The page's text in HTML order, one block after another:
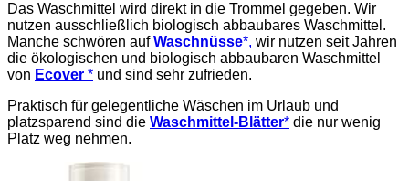
Das Waschmittel wird direkt in die Trommel gegeben. Wir
nutzen ausschließlich biologisch abbaubares Waschmittel.
Manche schwören aufWaschnüsse*, wir nutzen seit Jahren
die ökologischen und biologisch abbaubaren Waschmittel
von Ecover * und sind sehr zufrieden.
Praktisch für gelegentliche Wäschen im Urlaub und
platzsparend sind die Waschmittel-Blätter* die nur wenig
Platz weg nehmen.